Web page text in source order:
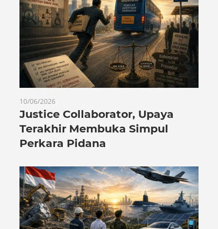
10/06/2026
Justice Collaborator, Upaya
Terakhir Membuka Simpul
Perkara Pidana